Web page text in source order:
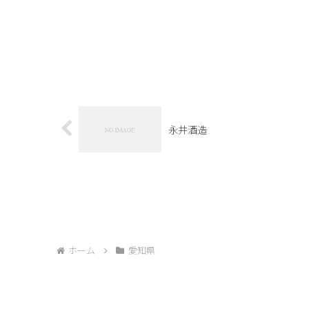
永井酒造
ホーム 愛知県